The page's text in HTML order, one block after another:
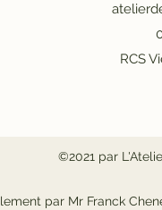
RCS
©2021 par
par Mr Franck